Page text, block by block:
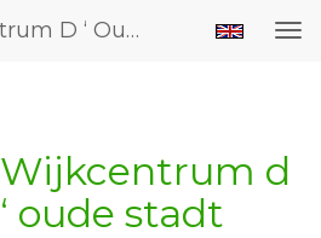
Els Fleer - Wijkcentrum D ‘ Oude Stadt
Wijkcentrum d
‘ oude stadt